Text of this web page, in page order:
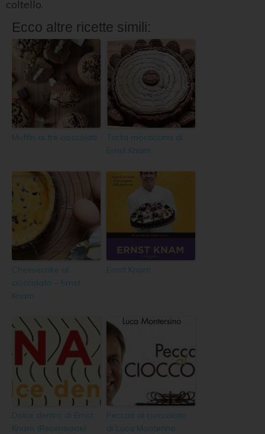
coltello.
Ecco altre ricette simili:
Muffin ai tre cioccolati
Torta mocaccina di
Ernst Knam
Cheesecake al
cioccolato – Ernst
Knam
Ernst Knam
Dolce dentro di Ernst
Knam (Recensione)
Peccati al cioccolato
di Luca Monterino